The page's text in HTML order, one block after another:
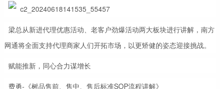
梁总从新进代理优惠活动、老客户劲爆活动两大板块进行讲解，南方
网通将全面支持代理商家人们开拓市场，以更矫健的姿态迎接挑战。
赋能推新，同心合力谋增长
费勇-《树品售前、售中、售后标准SOP流程讲解》